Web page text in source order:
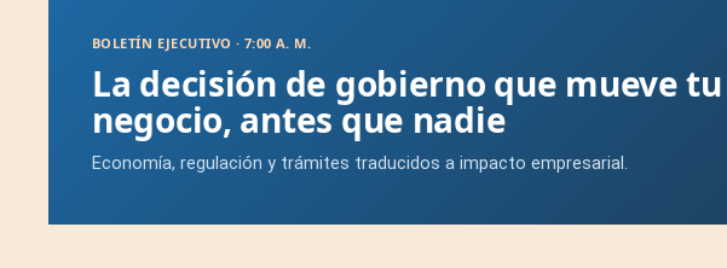
BOLETÍN EJECUTIVO · 7:00 A. M.
La decisión de gobierno que mueve tu
negocio, antes que nadie
Economía, regulación y trámites traducidos a impacto empresarial.